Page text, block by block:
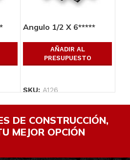
Angulo 1/2 X 6*****
AÑADIR AL
PRESUPUESTO
SKU:A126
DE CONSTRUCCIÓN,
MEJOR OPCIÓN